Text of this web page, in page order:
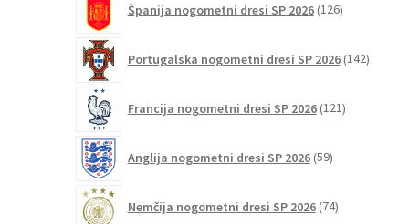
Španija nogometni dresi SP 2026 126izdelkov
Portugalska nogometni dresi SP 2026 142
Francija nogometni dresi SP 2026 121izdelkov
Anglija nogometni dresi SP 2026 59izdelkov
Nemčija nogometni dresi SP 2026 74izdelkov